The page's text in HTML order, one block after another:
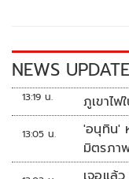
k k
NEWS UPDATE
13:19 น. ภูเขาไ
13:05 น.
'อนุทิน'
มิตรภา